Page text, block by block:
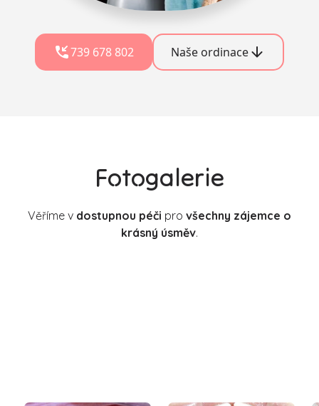
739 678 802 Naše ordinace
Fotogalerie
Věříme v dostupnou péči pro všechny zájemce o
krásný úsměv.